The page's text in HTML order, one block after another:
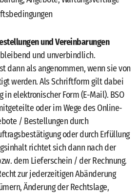
und Vereinbarungen
und unverbindlich.
dann als angenommen, wenn sie von
werden. Als Schriftform gilt dabei
elektronischer Form (E-Mail). BSO
oder im Wege des Online-
/ Bestellungen durch
oder durch Erfüllung
richtet sich dann nach der
dem Lieferschein / der Rechnung.
zur jederzeitigen Abänderung
Änderung der Rechtslage,